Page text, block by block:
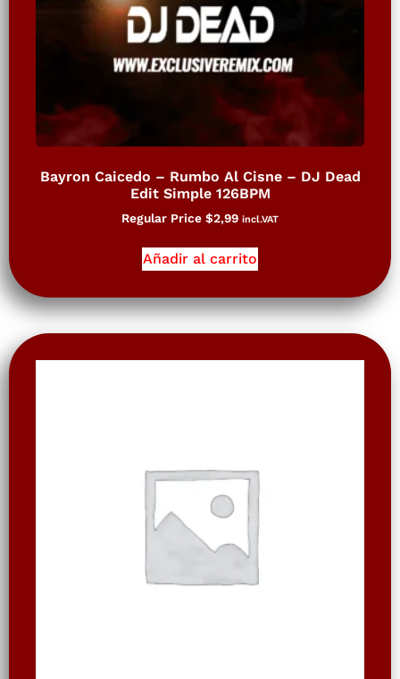
Bayron Caicedo – Rumbo Al Cisne – DJ Dead
Edit Simple 126BPM
Regular Price $2,99 incl.VAT
Añadir al carrito